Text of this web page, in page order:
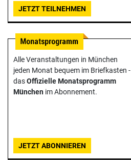
JETZT TEILNEHMEN
Alle Veranstaltungen in München
jeden Monat bequem im Briefkasten -
dasOffizielle Monats­programm
München im Abonnement.
JETZT ABONNIEREN